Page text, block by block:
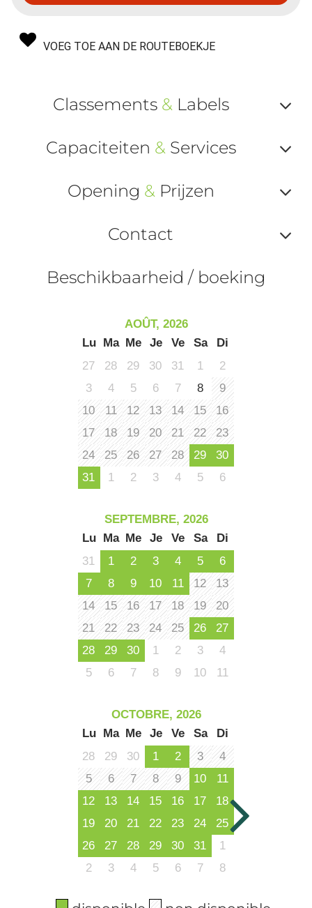
VOEG TOE AAN DE ROUTEBOEKJE
Classements &Labels
ou
Capaciteiten &Services
ou
Opening &Prijzen
ou
Contact
Beschikbaarheid / boeking
AOÛT, 2026
Lu
Ma Me Je Ve Sa
Di
27
28 29 30 31 1
2
3
4 5 6 7 8
9
10
11 12 13 14 15
16
17
18 19 20 21 22
23
24
25 26 27 28 29
30
31
1 2 3 4 5 6
SEPTEMBRE, 2026
Lu
Ma Me Je Ve Sa
Di
31
1 2 3 4 5
6
7
8 9 10 11 12
13
14
15 16 17 18 19
20
21
22 23 24 25 26
27
28
29 30 1 2 3
4
5
6 7 8 9 10 11
OCTOBRE, 2026
Lu
Ma Me Je Ve Sa
Di
28
29 30 1 2 3
4
5
6 7 8 9 10
11
12
13 14 15 16 17
18
19
20 21 22 23 24
25
26
27 28 29 30 31
1
2
3 4 5 6 7 8